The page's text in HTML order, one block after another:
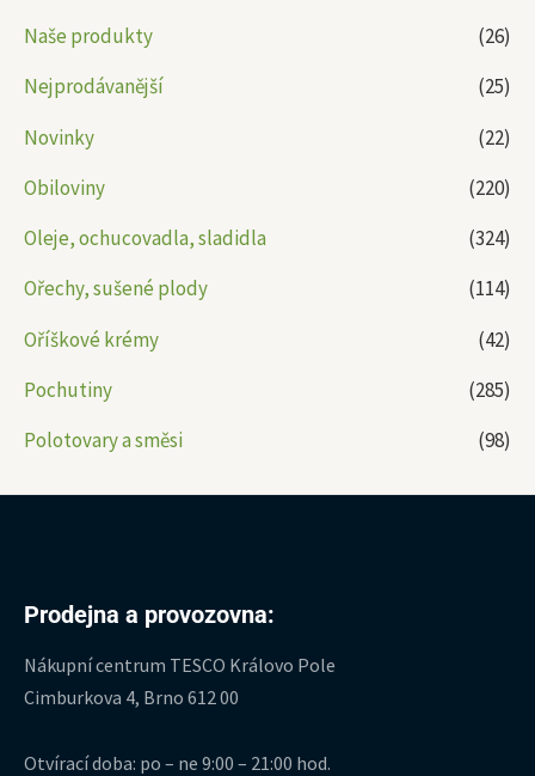
Naše produkty
(26)
Nejprodávanější
(25)
Novinky
(22)
Obiloviny
(220)
Oleje, ochucovadla, sladidla
(324)
Ořechy, sušené plody
(114)
Oříškové krémy
(42)
Pochutiny
(285)
Polotovary a směsi
(98)
Prodejna a provozovna:
Nákupní centrum TESCO Královo Pole
Cimburkova 4, Brno 612 00
Otvírací doba: po – ne 9:00 – 21:00 hod.